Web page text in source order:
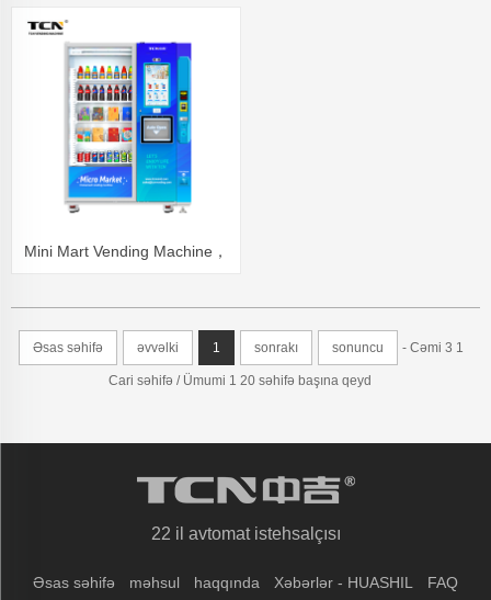
Mini Mart Vending Machine，
Əsas səhifə əvvəlki 1 sonrakı sonuncu - Cəmi 3 1
Cari səhifə / Ümumi 1 20 səhifə başına qeyd
22 il avtomat istehsalçısı
Əsas səhifə məhsul haqqında Xəbərlər - HUASHIL
FAQ